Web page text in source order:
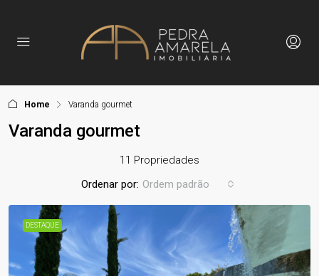
Home Varanda gourmet
Varanda gourmet
11 Propriedades
Ordenar por: Ordem padrão
DESTAQUE